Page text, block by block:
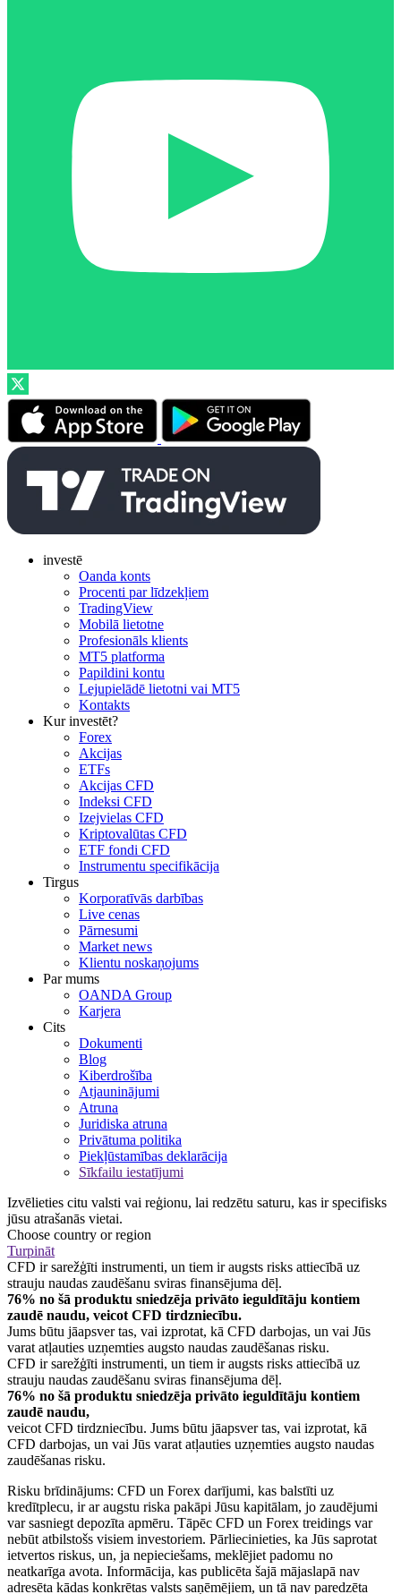
investē
Oanda konts
Procenti par līdzekļiem
TradingView
Mobilā lietotne
Profesionāls klients
MT5 platforma
Papildini kontu
Lejupielādē lietotni vai MT5
Kontakts
Kur investēt?
Forex
Akcijas
ETFs
Akcijas CFD
Indeksi CFD
Izejvielas CFD
Kriptovalūtas CFD
ETF fondi CFD
Instrumentu specifikācija
Tirgus
Korporatīvās darbības
Live cenas
Pārnesumi
Market news
Klientu noskaņojums
Par mums
OANDA Group
Karjera
Cits
Dokumenti
Blog
Kiberdrošība
Atjauninājumi
Atruna
Juridiska atruna
Privātuma politika
Piekļūstamības deklarācija
Sīkfailu iestatījumi
Izvēlieties citu valsti vai reģionu, lai redzētu saturu, kas ir specifisks
jūsu atrašanās vietai.
Choose country or region
Turpināt
CFD ir sarežģīti instrumenti, un tiem ir augsts risks attiecībā uz
strauju naudas zaudēšanu sviras finansējuma dēļ.
76% no šā produktu sniedzēja privāto ieguldītāju kontiem
zaudē naudu, veicot CFD tirdzniecību.
Jums būtu jāapsver tas, vai izprotat, kā CFD darbojas, un vai Jūs
varat atļauties uzņemties augsto naudas zaudēšanas risku.
CFD ir sarežģīti instrumenti, un tiem ir augsts risks attiecībā uz
strauju naudas zaudēšanu sviras finansējuma dēļ.
76% no šā produktu sniedzēja privāto ieguldītāju kontiem
zaudē naudu,
veicot CFD tirdzniecību. Jums būtu jāapsver tas, vai izprotat, kā
CFD darbojas, un vai Jūs varat atļauties uzņemties augsto naudas
zaudēšanas risku.
Risku brīdinājums: CFD un Forex darījumi, kas balstīti uz
kredītplecu, ir ar augstu riska pakāpi Jūsu kapitālam, jo zaudējumi
var sasniegt depozīta apmēru. Tāpēc CFD un Forex treidings var
nebūt atbilstošs visiem investoriem. Pārliecinieties, ka Jūs saprotat
ietvertos riskus, un, ja nepieciešams, meklējiet padomu no
neatkarīga avota. Informācija, kas publicēta šajā mājaslapā nav
adresēta kādas konkrētas valsts saņēmējiem, un tā nav paredzēta